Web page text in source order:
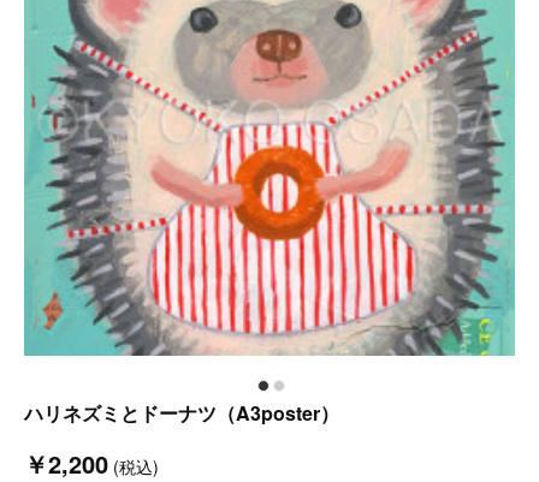
ハリネズミとドーナツ（A3poster）
￥2,200 (税込)